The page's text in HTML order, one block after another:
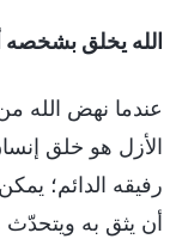
الله يخلق
عندما نهض الله
الأزل هو خلق
رفيقه الدائم؛
أن يثق به ويتحدّث